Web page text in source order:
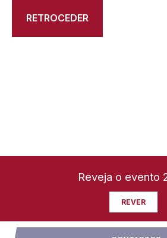
RETROCEDER
Reveja o evento
REVER